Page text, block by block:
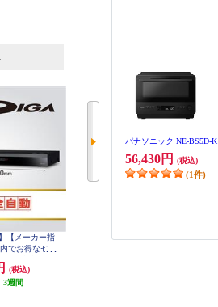
パナソニック NE-BS5D-K
56,430円 (税込)
(1件)
【メーカー指
でお得なセー
コーダーDIGA
内蔵 DMR-2X6
(税込)
3週間
【クーポン対象外】 パナソニック